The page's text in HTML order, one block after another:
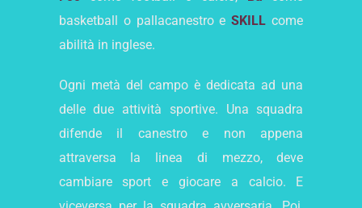
basketball o pallacanestro eSKILL come
abilità in inglese.
Ogni metà del campo è dedicata ad una
delle due attività sportive. Una squadra
difende il canestro e non appena
attraversa la linea di mezzo, deve
cambiare sport e giocare a calcio. E